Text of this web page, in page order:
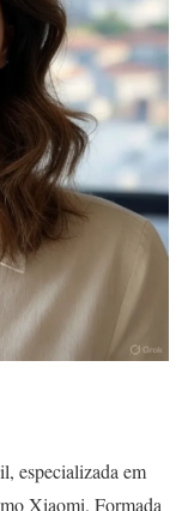
especializada em
Xiaomi. Formada